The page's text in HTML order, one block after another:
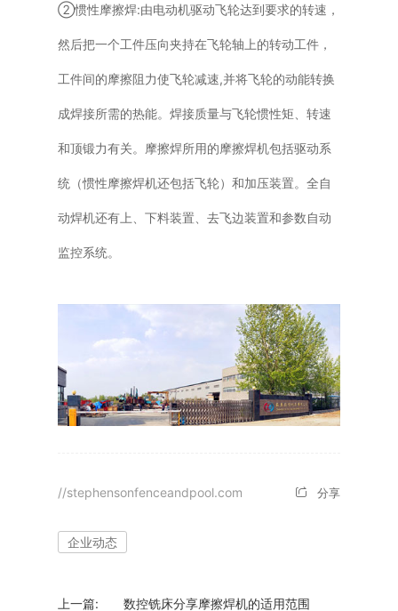
②惯性摩擦焊:由电动机驱动飞轮达到要求的转速，
然后把一个工件压向夹持在飞轮轴上的转动工件，
工件间的摩擦阻力使飞轮减速,并将飞轮的动能转换
成焊接所需的热能。焊接质量与飞轮惯性矩、转速
和顶锻力有关。摩擦焊所用的摩擦焊机包括驱动系
统（惯性摩擦焊机还包括飞轮）和加压装置。全自
动焊机还有上、下料装置、去飞边装置和参数自动
监控系统。
//stephensonfenceandpool.com 分享
企业动态
上一篇: 数控铣床分享摩擦焊机的适用范围